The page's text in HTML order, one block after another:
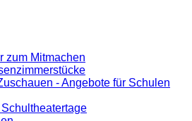
zum Mitmachen
- Angebote für Schulen